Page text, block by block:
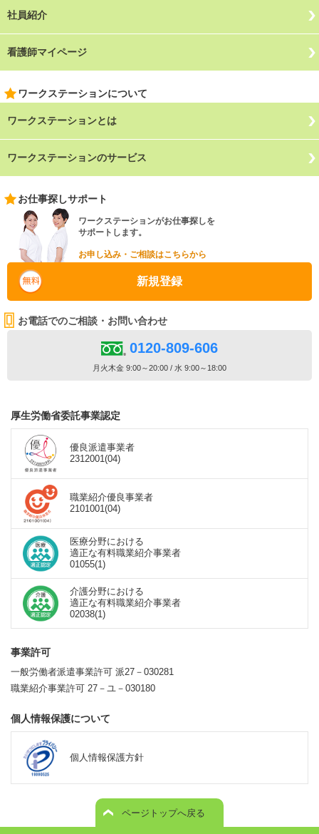
社員紹介
看護師マイページ
ワークステーションについて
ワークステーションとは
ワークステーションのサービス
お仕事探しサポート
ワークステーションがお仕事探しを
サポートします。
お申し込み・ご相談はこちらから
新規登録
お電話でのご相談・お問い合わせ
0120-809-606
月火木金 9:00～20:00 / 水 9:00～18:00
厚生労働省委託事業認定
優良派遣事業者
2312001(04)
職業紹介優良事業者
2101001(04)
医療分野における
適正な有料職業紹介事業者
01055(1)
介護分野における
適正な有料職業紹介事業者
02038(1)
事業許可
一般労働者派遣事業許可 派27－030281
職業紹介事業許可 27－ユ－030180
個人情報保護について
個人情報保護方針
ページトップへ戻る